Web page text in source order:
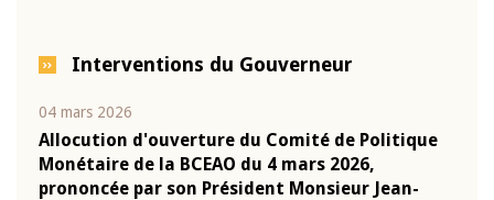
Interventions du Gouverneur
04 mars 2026
Allocution d'ouverture du Comité de Politique
Monétaire de la BCEAO du 4 mars 2026,
prononcée par son Président Monsieur Jean-